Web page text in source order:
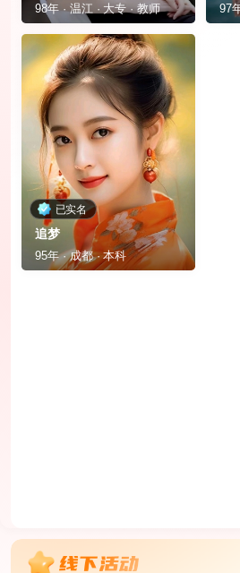
98年 · 温江 · 大专 · 教师 97
已实名
追梦
95年 · 成都 · 本科